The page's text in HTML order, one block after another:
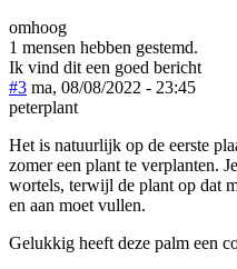
omhoog
1 mensen hebben gestemd.
Ik vind dit een goed bericht
#3 ma, 08/08/2022 - 23:45
peterplant
Het is natuurlijk op de eerste
zomer een plant te verplanten.
wortels, terwijl de plant op dat
en aan moet vullen.
Gelukkig heeft deze palm een